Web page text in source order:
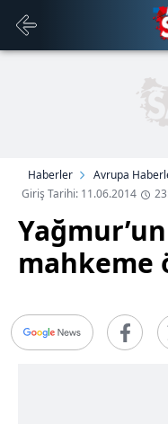
Haberler Avrupa
Giriş Tarihi: 11.06.2014
mahkeme